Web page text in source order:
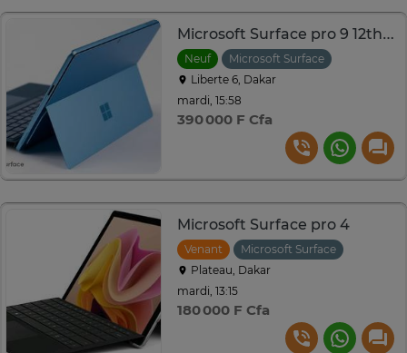
Microsoft Surface pro 9 12th sky
Neuf
Microsoft Surface
Liberte 6, Dakar
mardi, 15:58
390 000 F Cfa
Microsoft Surface pro 4
Venant
Microsoft Surface
Plateau, Dakar
mardi, 13:15
180 000 F Cfa